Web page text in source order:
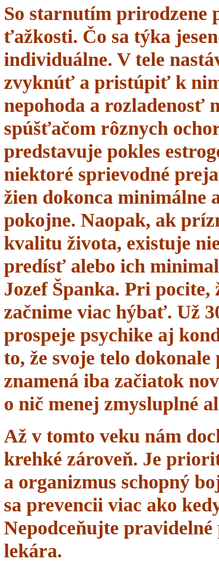
So starnutím prirodzene
ťažkosti. Čo sa týka
individuálne. V tele
zvyknúť a pristúpiť k
nepohoda a
spúšťačom rôznych
predstavuje pokles
niektoré sprievodné
žien dokonca minimálne
pokojne. Naopak, ak
kvalitu života, existuje
predísť alebo ich
Jozef Španka. Pri
začnime viac hýbať. Už
prospeje psychike aj
to, že svoje telo dokonale
znamená iba začiatok
o nič menej zmysluplné
Až v tomto veku nám
krehké zároveň. Je
a organizmus schopný
sa prevencii viac ako
Nepodceňujte
lekára.